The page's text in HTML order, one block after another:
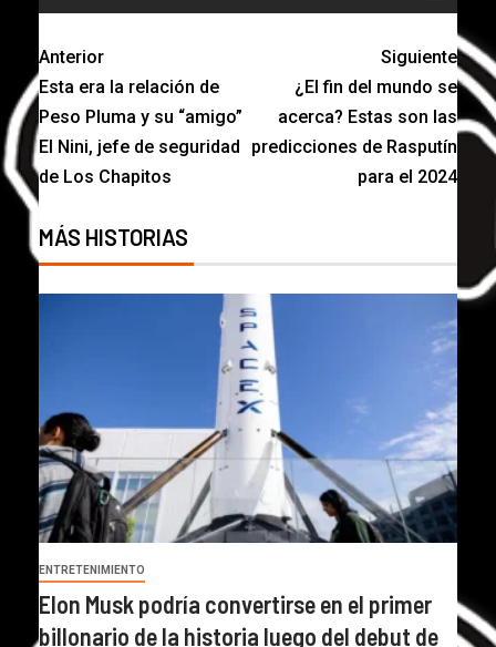
Anterior
Esta era la relación de
Peso Pluma y su “amigo”
El Nini, jefe de seguridad
de Los Chapitos
Siguiente
¿El fin del mundo se
acerca? Estas son las
predicciones de Rasputín
para el 2024
MÁS HISTORIAS
ENTRETENIMIENTO
Elon Musk podría convertirse en el primer
billonario de la historia luego del debut de